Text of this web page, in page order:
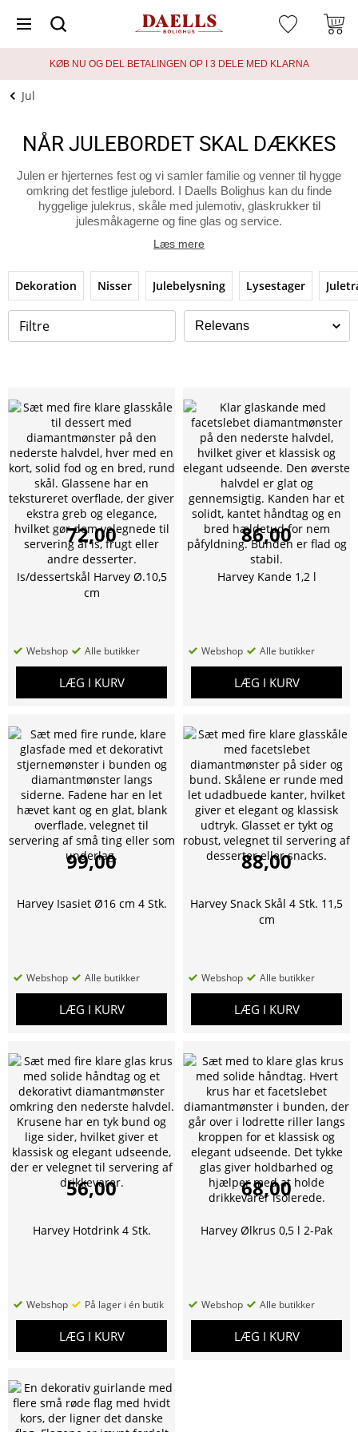
KØB NU OG DEL BETALINGEN OP I 3 DELE MED KLARNA
Jul
NÅR JULEBORDET SKAL DÆKKES
Julen er hjerternes fest og vi samler familie og venner til hygge
omkring det festlige julebord. I Daells Bolighus kan du finde
hyggelige julekrus, skåle med julemotiv, glaskrukker til
julesmåkagerne og fine glas og service.
Læs mere
Dekoration Nisser Julebelysning Lysestager
Filtre
72,00
Is/dessertskål Harvey Ø.10,5
cm
Webshop Alle butikker
LÆG I KURV
86,00
Harvey Kande 1,2 l
Webshop Alle butikker
LÆG I KURV
99,00
Harvey Isasiet Ø16 cm 4 Stk.
Webshop Alle butikker
LÆG I KURV
88,00
Harvey Snack Skål 4 Stk. 11,5
cm
Webshop Alle butikker
LÆG I KURV
56,00
Harvey Hotdrink 4 Stk.
Webshop På lager i én butik
LÆG I KURV
68,00
Harvey Ølkrus 0,5 l 2-Pak
Webshop Alle butikker
LÆG I KURV